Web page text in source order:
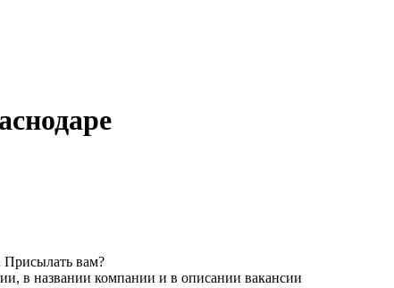
Присылать вам?
в названии компании и в описании вакансии